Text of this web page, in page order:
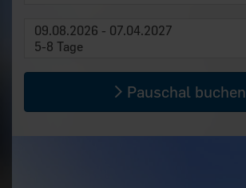
09.08.2026 - 07.04.2027
5-8 Tage
Pauschal buchen